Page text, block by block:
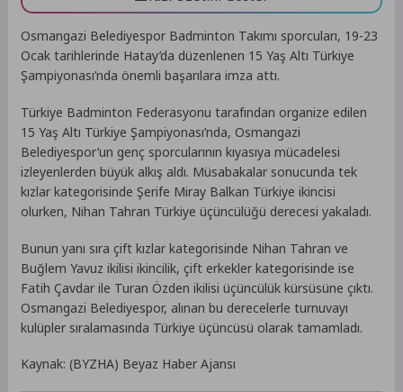
Osmangazi Belediyespor Badminton Takımı sporcuları, 19-23
Ocak tarihlerinde Hatay’da düzenlenen 15 Yaş Altı Türkiye
Şampiyonası’nda önemli başarılara imza attı.
Türkiye Badminton Federasyonu tarafından organize edilen
15 Yaş Altı Türkiye Şampiyonası’nda, Osmangazi
Belediyespor’un genç sporcularının kıyasıya mücadelesi
izleyenlerden büyük alkış aldı. Müsabakalar sonucunda tek
kızlar kategorisinde Şerife Miray Balkan Türkiye ikincisi
olurken, Nihan Tahran Türkiye üçüncülüğü derecesi yakaladı.
Bunun yanı sıra çift kızlar kategorisinde Nihan Tahran ve
Buğlem Yavuz ikilisi ikincilik, çift erkekler kategorisinde ise
Fatih Çavdar ile Turan Özden ikilisi üçüncülük kürsüsüne çıktı.
Osmangazi Belediyespor, alınan bu derecelerle turnuvayı
kulüpler sıralamasında Türkiye üçüncüsü olarak tamamladı.
Kaynak: (BYZHA) Beyaz Haber Ajansı